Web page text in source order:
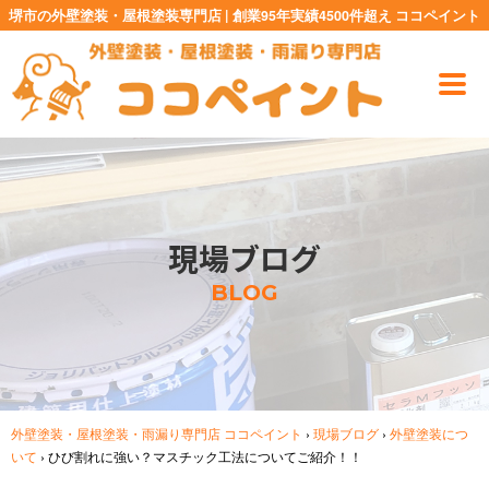
堺市の外壁塗装・屋根塗装専門店 | 創業95年実績4500件超え ココペイント
現場ブログ
BLOG
外壁塗装・屋根塗装・雨漏り専門店 ココペイント › 現場ブログ › 外壁塗装につ
いて › ひび割れに強い？マスチック工法についてご紹介！！